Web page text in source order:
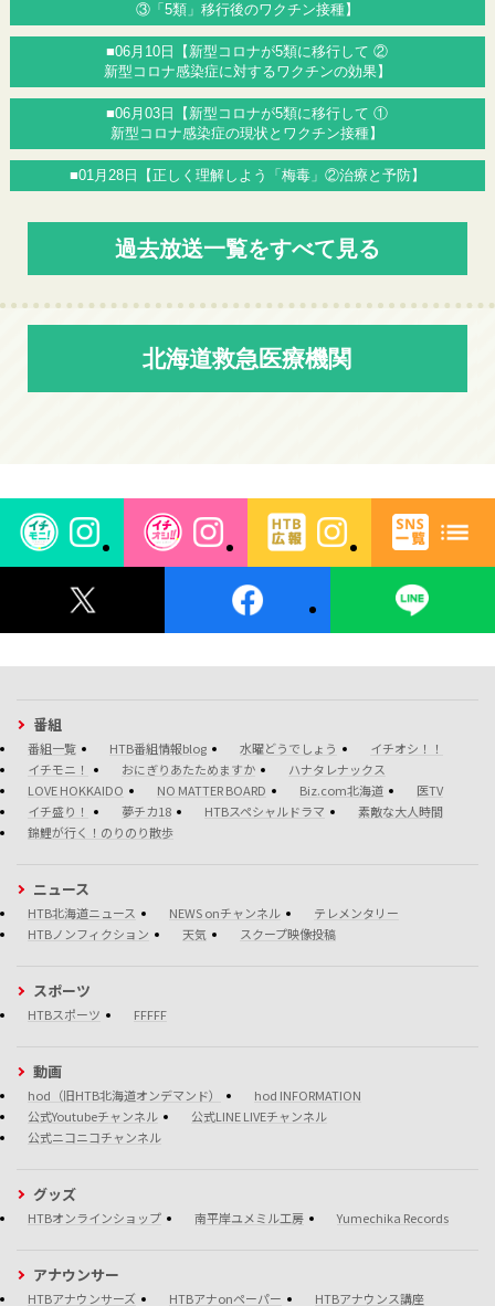
③「5類」移行後のワクチン接種】
■06月10日【新型コロナが5類に移行して ②
新型コロナ感染症に対するワクチンの効果】
■06月03日【新型コロナが5類に移行して ①
新型コロナ感染症の現状とワクチン接種】
■01月28日【正しく理解しよう「梅毒」②治療と予防】
過去放送一覧をすべて見る
北海道救急医療機関
番組
番組一覧 HTB番組情報blog 水曜どうでしょう
イチオシ！！
イチモニ！
おにぎりあたためますか
ハナタレナックス
LOVE HOKKAIDO
NO MATTER BOARD Biz.com北海道
医TV
イチ盛り！
夢チカ18 HTBスペシャルドラマ
素敵な大人時間
錦鯉が行く！のりのり散歩
ニュース
HTB北海道ニュース NEWS onチャンネル
テレメンタリー
HTBノンフィクション
天気 スクープ映像投稿
スポーツ
HTBスポーツ FFFFF
動画
hod（旧HTB北海道オンデマンド）
hod INFORMATION
公式Youtubeチャンネル
公式LINE LIVEチャンネル
公式ニコニコチャンネル
グッズ
HTBオンラインショップ 南平岸ユメミル工房 Yumechika Records
アナウンサー
HTBアナウンサーズ HTBアナonペーパー
HTBアナウンス講座